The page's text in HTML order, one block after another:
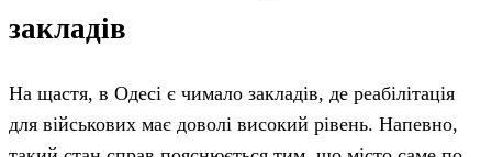
закладів
На щастя, в Одесі є чимало закладів, де реабілітація
для військових має доволі високий рівень. Напевно,